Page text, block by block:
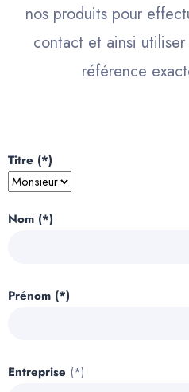
nos produits pour
contact et ainsi
référence
Titre (*)
Nom (*)
Prénom (*)
Entreprise (*)